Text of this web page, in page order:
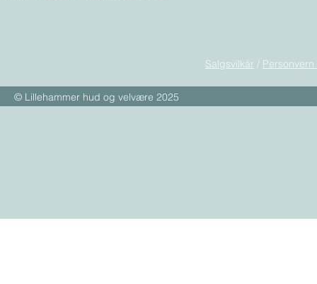
Salgsvilkår / Personvern
© Lillehammer hud og velvære 2025